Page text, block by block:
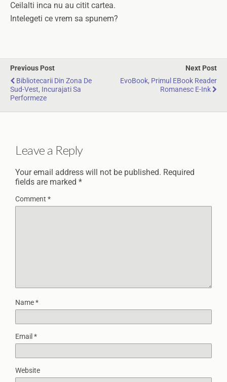
Ceilalti inca nu au citit cartea.
Intelegeti ce vrem sa spunem?
Previous Post
Bibliotecarii Din Zona De
Sud-Vest, Incurajati Sa
Performeze
Next Post
EvoBook, Primul EBook Reader
Romanesc E-Ink
Leave a Reply
Your email address will not be published. Required
fields are marked *
Comment *
Name*
Email *
Website